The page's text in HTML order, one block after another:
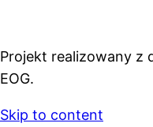
Projekt realizowany z
EOG.
Skip to content